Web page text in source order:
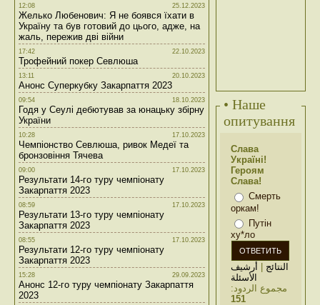
12:08 25.12.2023
Желько Любенович: Я не боявся їхати в
Україну та був готовий до цього, адже, на
жаль, пережив дві війни
17:42 22.10.2023
Трофейний покер Севлюша
13:11 20.10.2023
Анонс Суперкубку Закарпаття 2023
09:54 18.10.2023
Годя у Сеулі дебютував за юнацьку збірну
України
10:28 17.10.2023
Чемпіонство Севлюша, ривок Медеї та
бронзовіння Тячева
09:00 17.10.2023
Результати 14-го туру чемпіонату
Закарпаття 2023
08:59 17.10.2023
Результати 13-го туру чемпіонату
Закарпаття 2023
08:55 17.10.2023
Результати 12-го туру чемпіонату
Закарпаття 2023
15:28 29.09.2023
Анонс 12-го туру чемпіонату Закарпаття
2023
• Наше
опитування
Слава
Україні!
Героям
Слава!
Смерть
оркам!
Путін
ху*ло
النتائج | أرشيف
الأسئلة
مجموع الردود:
151